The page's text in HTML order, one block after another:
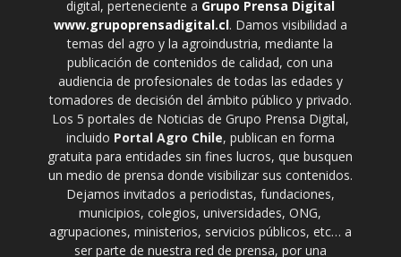
digital, perteneciente a Grupo Prensa Digital
www.grupoprensadigital.cl. Damos visibilidad a
temas del agro y la agroindustria, mediante la
publicación de contenidos de calidad, con una
audiencia de profesionales de todas las edades y
tomadores de decisión del ámbito público y privado.
Los 5 portales de Noticias de Grupo Prensa Digital,
incluido Portal Agro Chile, publican en forma
gratuita para entidades sin fines lucros, que busquen
un medio de prensa donde visibilizar sus contenidos.
Dejamos invitados a periodistas, fundaciones,
municipios, colegios, universidades, ONG,
agrupaciones, ministerios, servicios públicos, etc… a
ser parte de nuestra red de prensa, por una